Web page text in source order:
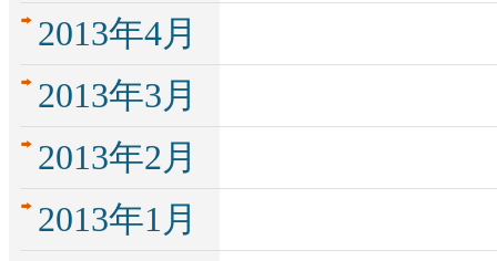
2013年4月
2013年3月
2013年2月
2013年1月